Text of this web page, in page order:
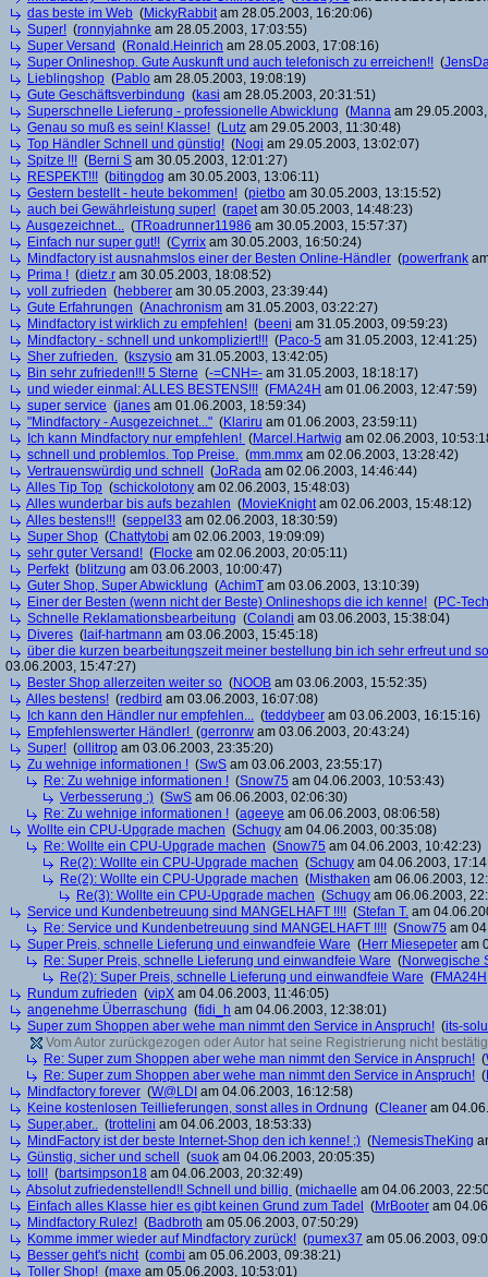
das beste im Web (MickyRabbitam 28.05.2003, 16:20:06)
Super! (ronnyjahnke am 28.05.2003, 17:03:55)
Super Versand (Ronald.Heinrich am 28.05.2003, 17:08:16)
Super Onlineshop. Gute Auskunft und auch telefonisch zu erreichen!! (
Lieblingshop (Pablo am 28.05.2003, 19:08:19)
Gute Geschäftsverbindung (kasi am 28.05.2003, 20:31:51)
Superschnelle Lieferung - professionelle Abwicklung (Manna am
Genau so muß es sein! Klasse! (Lutz am 29.05.2003, 11:30:48)
Top Händler Schnell und günstig! (Nogi am 29.05.2003, 13:02:07)
Spitze !!! (Berni S am 30.05.2003, 12:01:27)
RESPEKT!!! (bitingdog am 30.05.2003, 13:06:11)
Gestern bestellt - heute bekommen! (pietbo am 30.05.2003, 13:15:52)
auch bei Gewährleistung super! (rapetam 30.05.2003, 14:48:23)
Ausgezeichnet... (TRoadrunner11986 am 30.05.2003, 15:57:37)
Einfach nur super gut!! (Cyrrix am 30.05.2003, 16:50:24)
Mindfactory ist ausnahmslos einer der Besten Online-Händler (powerfrank
Prima ! (dietz.r am 30.05.2003, 18:08:52)
voll zufrieden (hebberer am 30.05.2003, 23:39:44)
Gute Erfahrungen (Anachronism am 31.05.2003, 03:22:27)
Mindfactory ist wirklich zu empfehlen! (beeni am 31.05.2003, 09:59:23)
Mindfactory - schnell und unkompliziert!!! (Paco-5 am 31.05.2003, 12:41:25)
Sher zufrieden. (kszysio am 31.05.2003, 13:42:05)
Bin sehr zufrieden!!! 5 Sterne (-=CNH=- am 31.05.2003, 18:18:17)
und wieder einmal: ALLES BESTENS!!! (FMA24H am 01.06.2003, 12:47:59)
super service (janes am 01.06.2003, 18:59:34)
"Mindfactory - Ausgezeichnet..." (Klariru am 01.06.2003, 23:59:11)
Ich kann Mindfactory nur empfehlen! (Marcel.Hartwig am 02.06.2003,
schnell und problemlos. Top Preise. (mm.mmx am 02.06.2003, 13:28:42)
Vertrauenswürdig und schnell
(JoRada am 02.06.2003, 14:46:44)
Alles Tip Top (schickolotony am 02.06.2003, 15:48:03)
Alles wunderbar bis aufs bezahlen (MovieKnightam 02.06.2003, 15:48:12)
Alles bestens!!! (seppel33 am 02.06.2003, 18:30:59)
Super Shop (Chattytobi am 02.06.2003, 19:09:09)
sehr guter Versand! (Flocke am 02.06.2003, 20:05:11)
Perfekt(blitzung am 03.06.2003, 10:00:47)
Guter Shop, Super Abwicklung (AchimT am 03.06.2003, 13:10:39)
Einer der Besten (wenn nicht der Beste) Onlineshops die ich kenne! (PC-
Schnelle Reklamationsbearbeitung (Colandi am 03.06.2003, 15:38:04)
Diveres ( laif-hartmann am 03.06.2003, 15:45:18)
über die kurzen bearbeitungszeit meiner bestellung bin ich sehr erfreut und
03.06.2003, 15:47:27)
Bester Shop allerzeiten weiter so (NOOB am 03.06.2003, 15:52:35)
Alles bestens! (redbird am 03.06.2003, 16:07:08)
Ich kann den Händler nur empfehlen... (teddybeer am 03.06.2003, 16:15:16)
Empfehlenswerter Händler! (gerronrw am 03.06.2003, 20:43:24)
Super! (ollitrop am 03.06.2003, 23:35:20)
Zu wehnige informationen ! (SwS am 03.06.2003, 23:55:17)
Re: Zu wehnige informationen ! (Snow75 am 04.06.2003, 10:53:43)
Verbesserung :) (SwS am 06.06.2003, 02:06:30)
Re: Zu wehnige informationen ! (ageeye am 06.06.2003, 08:06:58)
Wollte ein CPU-Upgrade machen (Schugy am 04.06.2003, 00:35:08)
Re: Wollte ein CPU-Upgrade machen (Snow75 am 04.06.2003, 10:42:23)
Re(2): Wollte ein CPU-Upgrade machen (Schugy am 04.06.2003,
Re(2): Wollte ein CPU-Upgrade machen (Misthaken am 06.06.2003,
Re(3): Wollte ein CPU-Upgrade machen (Schugy am 06.06.2003,
Service und Kundenbetreuung sind MANGELHAFT !!!! (Stefan T. am
Re: Service und Kundenbetreuung sind MANGELHAFT !!!! (Snow75 am
Super Preis, schnelle Lieferung und einwandfeie Ware (Herr Miesepeter am
Re: Super Preis, schnelle Lieferung und einwandfeie Ware (Norwegische
Re(2): Super Preis, schnelle Lieferung und einwandfeie Ware (FMA24H
Rundum zufrieden (vipX am 04.06.2003, 11:46:05)
angenehme Überraschung (fidi_h am 04.06.2003, 12:38:01)
Super zum Shoppen aber wehe man nimmt den Service in Anspruch! (its-
Vom Autor zurückgezogen oder Autor hat seine Registrierung nicht
Re: Super zum Shoppen aber wehe man nimmt den Service in Anspruch! (
Re: Super zum Shoppen aber wehe man nimmt den Service in Anspruch! (
Mindfactory forever (W@LDI am 04.06.2003, 16:12:58)
Keine kostenlosen Teillieferungen, sonst alles in Ordnung (Cleaner am
Super,aber.. (trottelini am 04.06.2003, 18:53:33)
MindFactory ist der beste Internet-Shop den ich kenne! ;) (NemesisTheKing
Günstig, sicher und schell
(suok am 04.06.2003, 20:05:35)
toll! (bartsimpson18 am 04.06.2003, 20:32:49)
Absolut zufriedenstellend!! Schnell und billig (michaelle am 04.06.2003,
Einfach alles Klasse hier es gibt keinen Grund zum Tadel
(MrBooter am
Mindfactory Rulez! (Badbroth am 05.06.2003, 07:50:29)
Komme immer wieder auf Mindfactory zurück! (pumex37 am 05.06.2003,
Besser geht's nicht(combi am 05.06.2003, 09:38:21)
Toller Shop! (maxe am 05.06.2003, 10:53:01)